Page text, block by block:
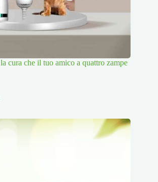
cura che il tuo amico a quattro zampe